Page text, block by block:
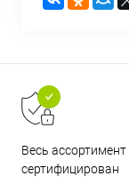
Весь ассортимент
сертифицирован